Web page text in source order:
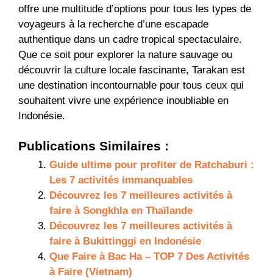
offre une multitude d’options pour tous les types de
voyageurs à la recherche d’une escapade
authentique dans un cadre tropical spectaculaire.
Que ce soit pour explorer la nature sauvage ou
découvrir la culture locale fascinante, Tarakan est
une destination incontournable pour tous ceux qui
souhaitent vivre une expérience inoubliable en
Indonésie.
Publications Similaires :
Guide ultime pour profiter de Ratchaburi :
Les 7 activités immanquables
Découvrez les 7 meilleures activités à
faire à Songkhla en Thaïlande
Découvrez les 7 meilleures activités à
faire à Bukittinggi en Indonésie
Que Faire à Bac Ha – TOP 7 Des Activités
à Faire (Vietnam)